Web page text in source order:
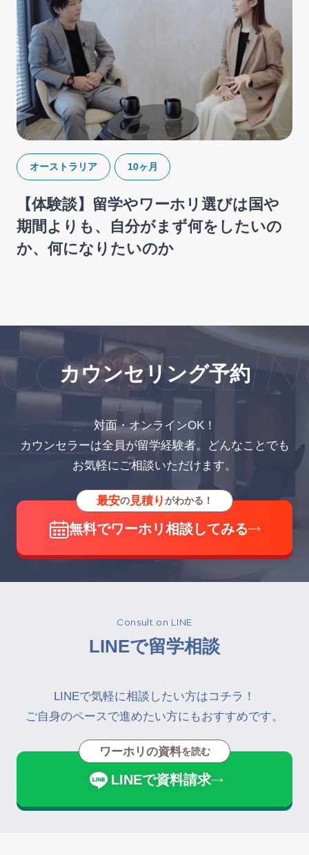
オーストラリア 10ヶ月
【体験談】留学やワーホリ選びは国や
期間よりも、自分がまず何をしたいの
か、何になりたいのか
カウンセリング予約
対面・オンラインOK！
カウンセラーは全員が留学経験者。どんなことでも
お気軽にご相談いただけます。
最安の見積りがわかる！
無料でワーホリ相談してみる
Consult on LINE
LINEで留学相談
LINEで気軽に相談したい方はコチラ！
ご自身のペースで進めたい方にもおすすめです。
ワーホリの資料を読む
LINEで資料請求